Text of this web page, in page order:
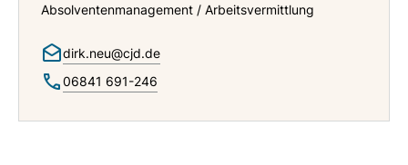
Absolventenmanagement / Arbeitsvermittlung
dirk.neu@cjd.de
06841 691-246